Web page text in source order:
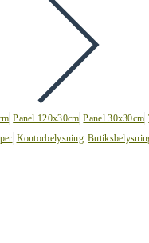
Panel 120x30cm Panel 30x30cm
Kontorbelysning